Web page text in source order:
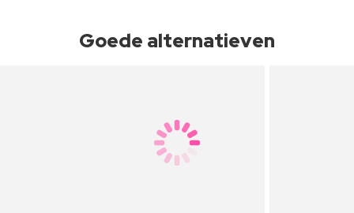
Goede alternatieven